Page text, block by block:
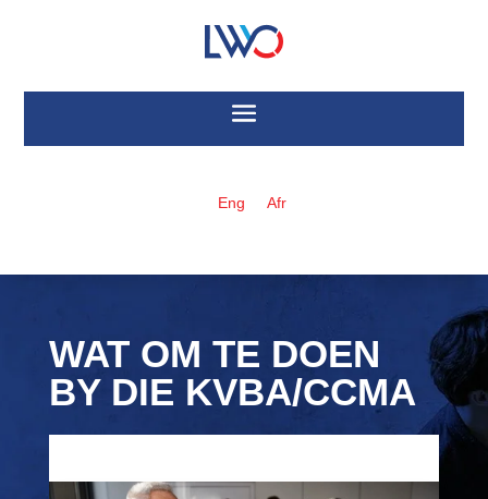
Eng Afr
WAT OM TE DOEN
BY DIE KVBA/CCMA